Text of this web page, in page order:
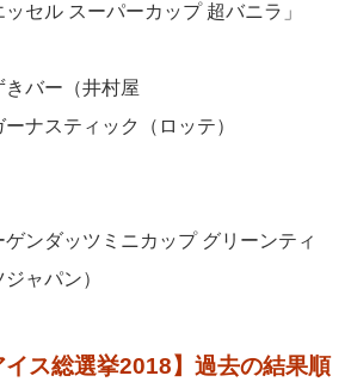
セル スーパーカップ 超バニラ」
バー（井村屋
ナスティック（ロッテ）
ンダッツミニカップ グリーンティ
ャパン）
ス総選挙2018】過去の結果順